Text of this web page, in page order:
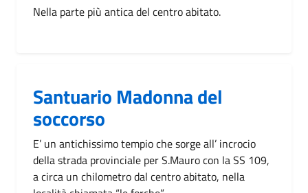
Nella parte più antica del centro abitato.
Santuario Madonna del
soccorso
E’ un antichissimo tempio che sorge all’ incrocio
della strada provinciale per S.Mauro con la SS 109,
a circa un chilometro dal centro abitato, nella